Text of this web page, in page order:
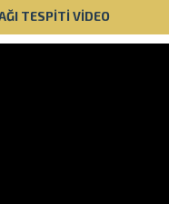
TESPITI VIDEO